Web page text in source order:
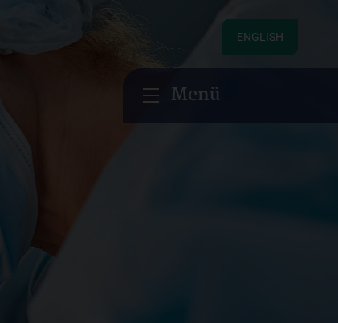
ENGLISH
Menü